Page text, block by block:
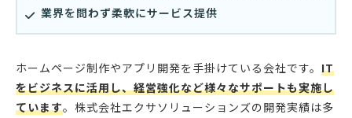
業界を問わず柔軟にサービス提供
ホームページ制作やアプリ開発を手掛けている会社です。 IT
をビジネスに活用し、経営強化など様々なサポートも実施し
ています。株式会社エクサソリューションズの開発実績は多